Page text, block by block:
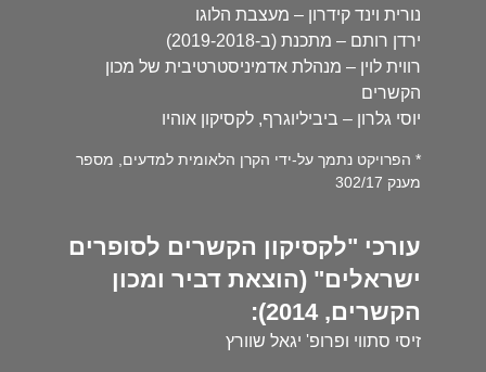
נורית וינד קידרון – מעצבת הלוגו
ירדן רותם – מתכנת (ב-2019-2018)
רווית לוין – מנהלת אדמיניסטרטיבית של מכון
הקשרים
יוסי גלרון – ביביליוגרף, לקסיקון אוהיו
* הפרויקט נתמך על-ידי הקרן הלאומית למדעים, מספר
מענק 302/17
עורכי "לקסיקון הקשרים לסופרים
ישראלים" (הוצאת דביר ומכון
הקשרים, 2014):
זיסי סתווי ופרופ' יגאל שוורץ